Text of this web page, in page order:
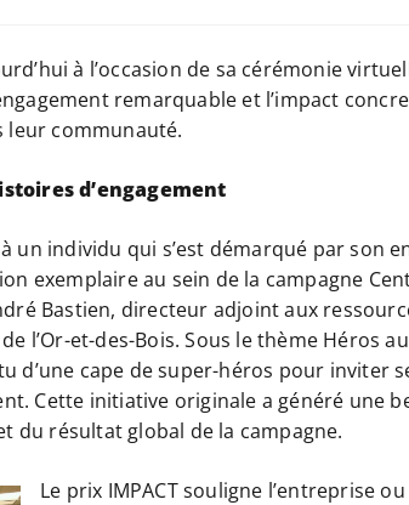
à l’occasion de sa cérémonie
remarquable et l’impact
leur communauté.
d’engagement
un individu qui s’est démarqué par son
exemplaire au sein de la campagne
Bastien, directeur adjoint aux
l’Or-et-des-Bois. Sous le thème Héros
d’une cape de super-héros pour inviter
Cette initiative originale a généré une
du résultat global de la campagne.
Le prix IMPACT souligne l’entreprise